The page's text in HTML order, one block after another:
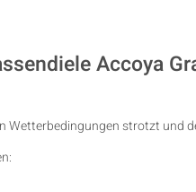
Accoya
Wetterbedingungen strotzt